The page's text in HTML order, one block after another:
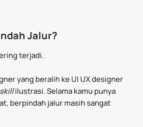
Jalur?
terjadi.
yang beralih ke UI UX designer
skillilustrasi. Selama kamu punya
berpindah jalur masih sangat